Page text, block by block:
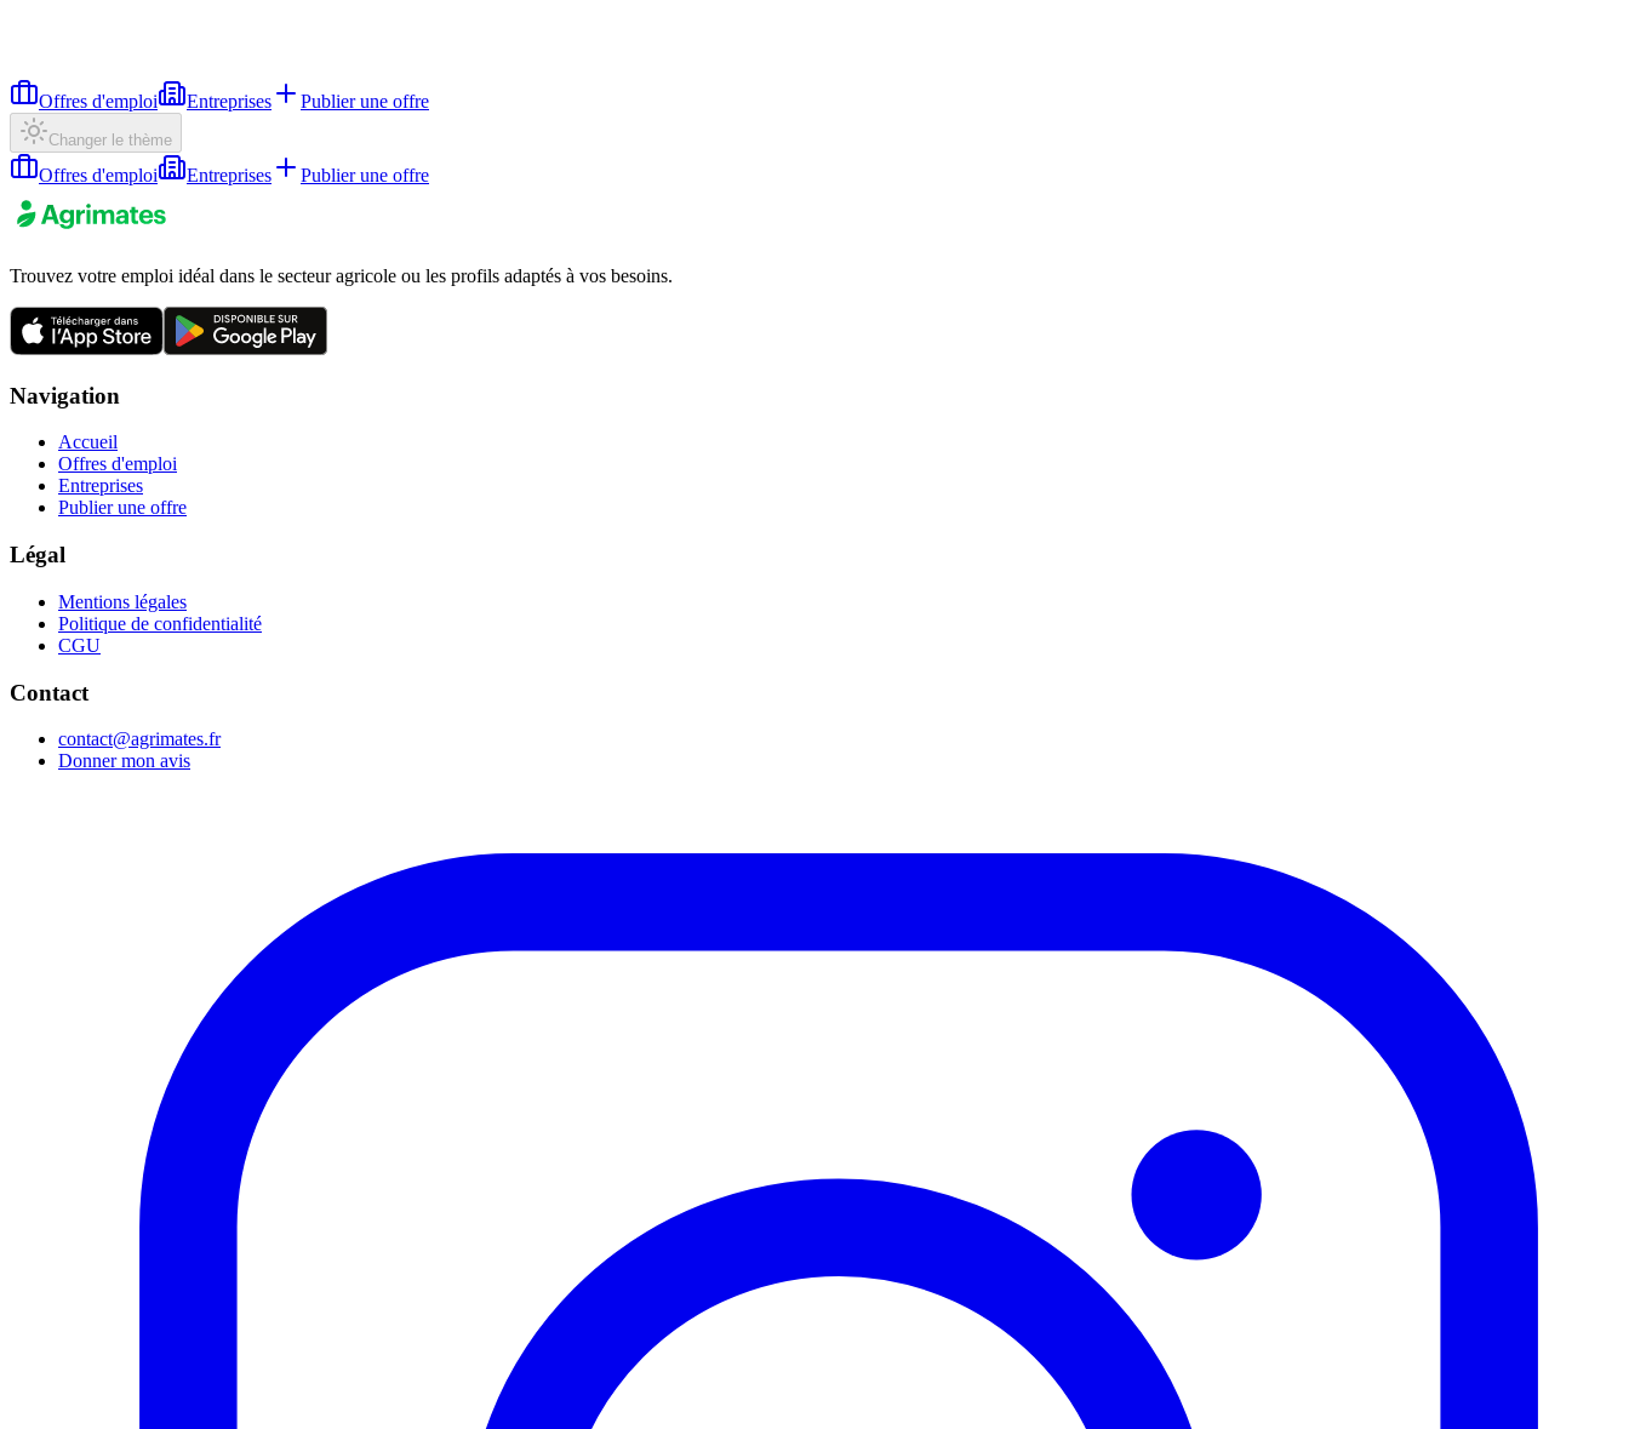
Offres d'emploi Entreprises Publier une offre
Changer le thème
Offres d'emploi Entreprises Publier une offre
Trouvez votre emploi idéal dans le secteur agricole ou les profils adaptés à vos besoins.
Navigation
Accueil
Offres d'emploi
Entreprises
Publier une offre
Légal
Mentions légales
Politique de confidentialité
CGU
Contact
contact@agrimates.fr
Donner mon avis